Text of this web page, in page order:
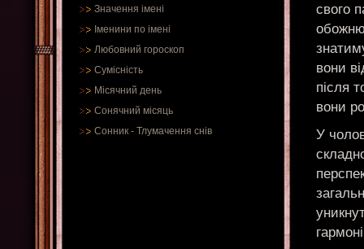
Значення імені
Іменини по імені
Любовний гороскоп
Сумісність
Місячний день
Сонячний місяць
Сонник - Тлумачення снів
свого
вони
після
вони
У